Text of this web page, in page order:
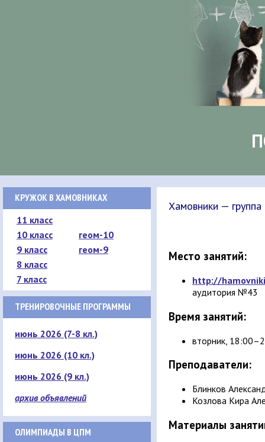
КРУЖОК В ХАМОВНИКАХ
11 класс
10 класс
геом-10
9 класс
геом-9
8 класс
7 класс
ТРЕНИРОВОЧНЫЕ ПРОГРАММЫ
июнь 2026 (7-8 кл.)
июнь 2026 (10 кл.)
июнь 2026 (9 кл.)
архив объявлений
ОЛИМПИАДЫ В ЦПМ
Хамовники —
Место занятий:
http://
аудитория №43
Время занятий:
вторник,
Преподаватели:
Блинков
Козлова Кира
Материалы